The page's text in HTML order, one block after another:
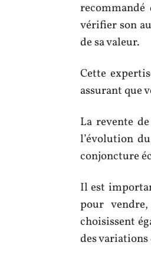
vérifier son
de sa valeur.
Cette
assurant que
La revente
l’évolution
conjoncture
Il est
pour
choisissent
des